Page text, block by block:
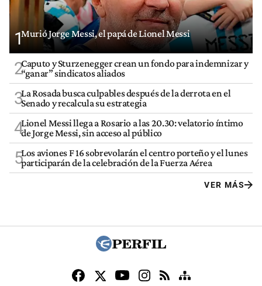
1Murió Jorge Messi, el papá de Lionel Messi
2Caputo y Sturzenegger crean un fondo para indemnizar y
“ganar” sindicatos aliados
3La Rosada busca culpables después de la derrota en el
Senado y recalcula su estrategia
4Lionel Messi llega a Rosario a las 20.30: velatorio íntimo
de Jorge Messi, sin acceso al público
5Los aviones F 16 sobrevolarán el centro porteño y el lunes
participarán de la celebración de la Fuerza Aérea
VER MÁS